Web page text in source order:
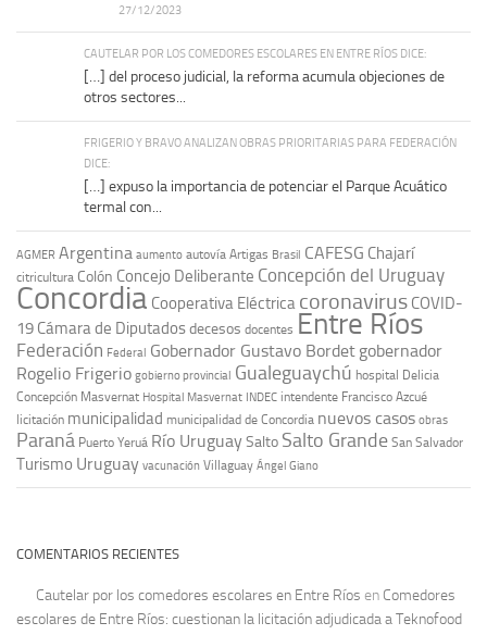
27/12/2023
CAUTELAR POR LOS COMEDORES ESCOLARES EN ENTRE RÍOS DICE:
[…] del proceso judicial, la reforma acumula objeciones de
otros sectores...
FRIGERIO Y BRAVO ANALIZAN OBRAS PRIORITARIAS PARA FEDERACIÓN
DICE:
[…] expuso la importancia de potenciar el Parque Acuático
termal con...
AGMER Argentina aumento autovía Artigas Brasil CAFESG Chajarí
citricultura Colón Concejo Deliberante Concepción del Uruguay
Concordia Cooperativa Eléctrica coronavirus COVID-
19 Cámara de Diputadosdecesos docentes Entre Ríos
Federación Federal Gobernador Gustavo Bordet gobernador
Rogelio Frigerio gobierno provincial Gualeguaychú hospital Delicia
Concepción Masvernat Hospital Masvernat INDEC intendente Francisco Azcué
licitación municipalidad municipalidad de Concordia nuevos casos obras
Paraná Puerto Yeruá Río UruguaySalto Salto Grande San Salvador
Turismo Uruguay vacunación Villaguay Ángel Giano
COMENTARIOS RECIENTES
Cautelar por los comedores escolares en Entre Ríos en Comedores
escolares de Entre Ríos: cuestionan la licitación adjudicada a Teknofood